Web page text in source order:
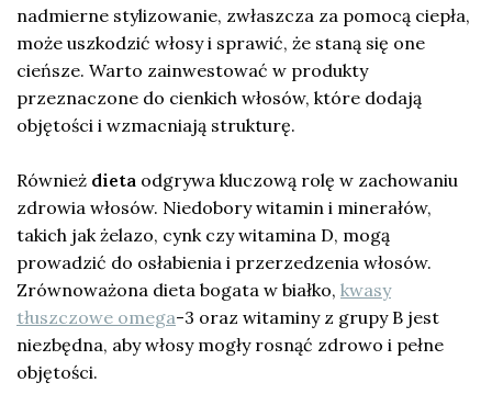
nadmierne stylizowanie, zwłaszcza za pomocą ciepła,
może uszkodzić włosy i sprawić, że staną się one
cieńsze. Warto zainwestować w produkty
przeznaczone do cienkich włosów, które dodają
objętości i wzmacniają strukturę.
Również dieta odgrywa kluczową rolę w zachowaniu
zdrowia włosów. Niedobory witamin i minerałów,
takich jak żelazo, cynk czy witamina D, mogą
prowadzić do osłabienia i przerzedzenia włosów.
Zrównoważona dieta bogata w białko, kwasy
tłuszczowe omega-3 oraz witaminy z grupy B jest
niezbędna, aby włosy mogły rosnąć zdrowo i pełne
objętości.